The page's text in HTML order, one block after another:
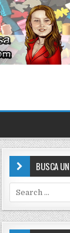
BUSCA
e
a
r